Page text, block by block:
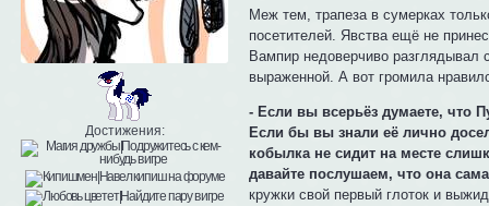
Достижения:
Меж тем, трапеза в сумерках
посетителей. Явства ещё не
Вампир недоверчиво разглядывал
выраженной. А вот громила
- Если вы всерьёз думаете, что
Если бы вы знали её лично
кобылка не сидит на месте
давайте послушаем, что она
кружки свой первый глоток и